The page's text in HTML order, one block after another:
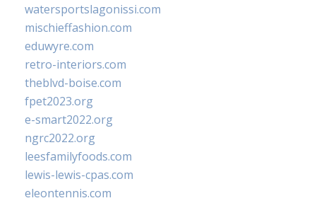
watersportslagonissi.com
mischieffashion.com
eduwyre.com
retro-interiors.com
theblvd-boise.com
fpet2023.org
e-smart2022.org
ngrc2022.org
leesfamilyfoods.com
lewis-lewis-cpas.com
eleontennis.com